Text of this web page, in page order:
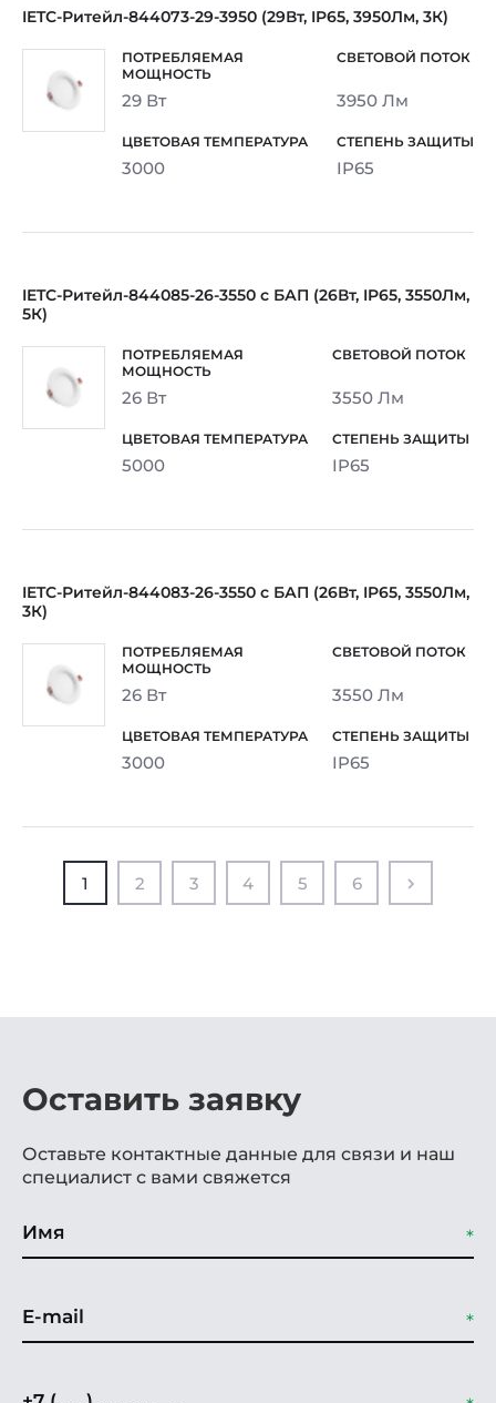
IETC-Ритейл-844073-29-3950 (29Вт, IP65, 3950Лм, 3К)
29 Вт 3950 Лм
3000 IP65
IETC-Ритейл-844085-26-3550 с БАП (26Вт, IP65, 3550Лм,
5К)
26 Вт 3550 Лм
5000 IP65
IETC-Ритейл-844083-26-3550 с БАП (26Вт, IP65, 3550Лм,
3К)
26 Вт 3550 Лм
3000 IP65
1 2 3 4 5 6
Оставить заявку
Оставьте контактные данные для связи и наш
специалист с вами свяжется